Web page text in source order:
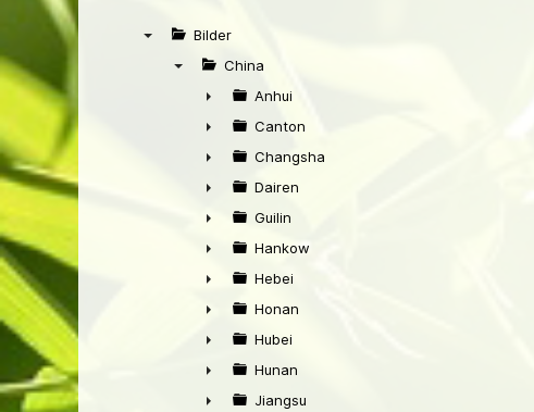
Bilder
China
►
Anhui
►
Canton
►
Changsha
►
Dairen
►
Guilin
►
Hankow
►
Hebei
►
Honan
►
Hubei
►
Hunan
Jiangsu